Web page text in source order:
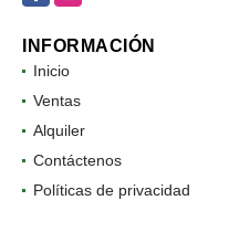
INFORMACIÓN
Inicio
Ventas
Alquiler
Contáctenos
Políticas de privacidad